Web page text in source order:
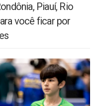
Piauí, Rio
você ficar por